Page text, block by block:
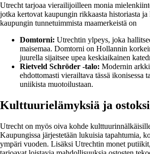
Utrecht tarjoaa vierailijoilleen monia
jotka kertovat kaupungin rikkaasta historiasta
kaupungin tunnetuimmista maamerkeistä on
Domtorni: Utrechtin ylpeys, joka
maisemaa. Domtorni on Hollannin
juurella sijaitsee upea keskiaikainen
Rietveld Schröder -talo: Modernin
ehdottomasti vierailtava tässä ikonisessa
uniikista muotoilustaan.
Kulttuurielämyksiä ja
Utrecht on myös oiva kohde
Kaupungissa järjestetään lukuisia tapahtumia,
ympäri vuoden. Lisäksi Utrechtin monet